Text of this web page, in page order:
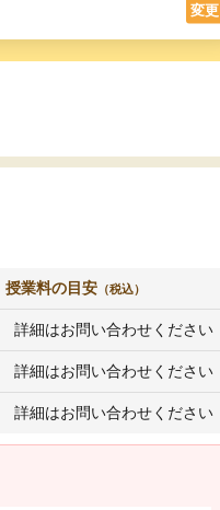
変更
授業料の目安 （税込）
詳細はお問い合わせください
詳細はお問い合わせください
詳細はお問い合わせください